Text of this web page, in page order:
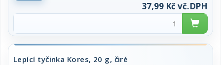
Kores. Požadovanou barvu prosím specifikujte do
37,99 Kč vč.DPH
Lepící tyčinka Kores, 20 g, čiré